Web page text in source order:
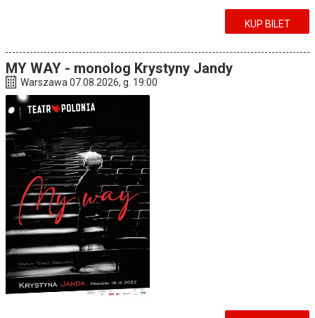
KUP BILET
MY WAY - monolog Krystyny Jandy
Warszawa 07.08.2026, g. 19:00